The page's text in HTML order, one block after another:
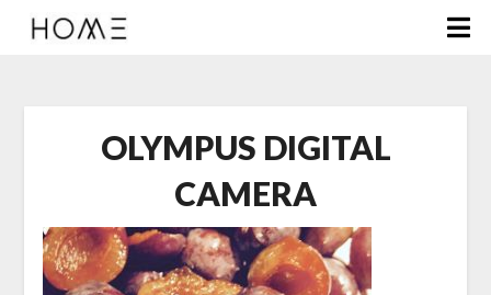
OLYMPUS DIGITAL
CAMERA